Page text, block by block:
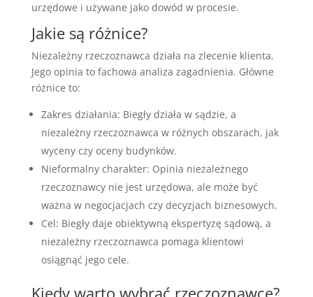
urzędowe i używane jako dowód w procesie.
Jakie są różnice?
Niezależny rzeczoznawca działa na zlecenie klienta.
Jego opinia to fachowa analiza zagadnienia. Główne
różnice to:
Zakres działania: Biegły działa w sądzie, a
niezależny rzeczoznawca w różnych obszarach, jak
wyceny czy oceny budynków.
Nieformalny charakter: Opinia niezależnego
rzeczoznawcy nie jest urzędowa, ale może być
ważna w negocjacjach czy decyzjach biznesowych.
Cel: Biegły daje obiektywną ekspertyzę sądową, a
niezależny rzeczoznawca pomaga klientowi
osiągnąć jego cele.